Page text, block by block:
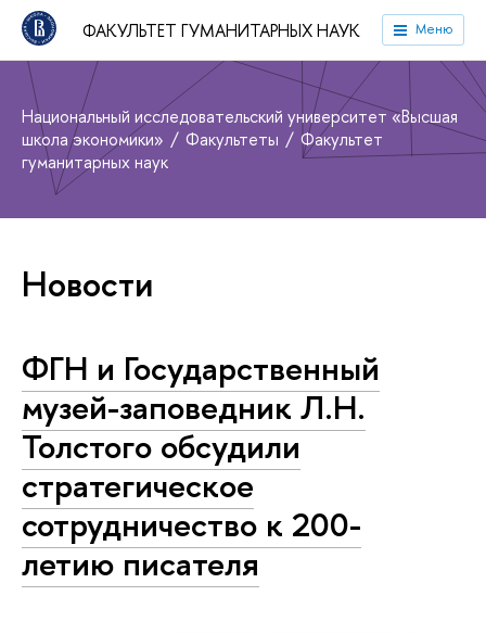
ФАКУЛЬТЕТ ГУМАНИТАРНЫХ НАУК Меню
Национальный исследовательский университет «Высшая
школа экономики»
Факультеты
Факультет
гуманитарных наук
Новости
ФГН и Государственный
музей-заповедник Л.Н.
Толстого обсудили
стратегическое
сотрудничество к 200-
летию писателя